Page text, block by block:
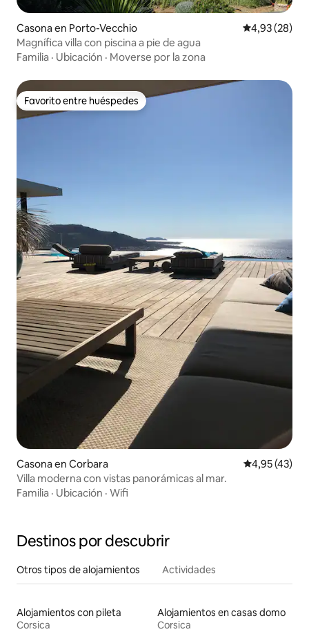
Casona en Porto-Vecchio Calificación
4,93 (28)
Magnífica villa con piscina a pie de agua
Familia · Ubicación · Moverse por la zona
Favorito entre huéspedes
Favorito entre huéspedes
Casona en Corbara Calificación
4,95 (43)
Villa moderna con vistas panorámicas al mar.
Familia · Ubicación · Wifi
Destinos por descubrir
Otros tipos de alojamientos Actividades
Alojamientos con pileta
Corsica
Alojamientos en casas domo
Corsica